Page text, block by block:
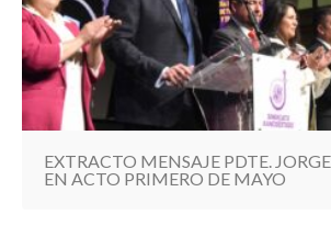
EXTRACTO MENSAJE PDTE. JORGE
EN ACTO PRIMERO DE MAYO